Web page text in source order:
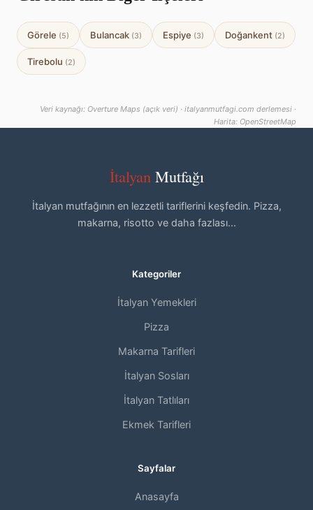
Görele (5) Bulancak (3) Espiye (3) Doğankent (2)
Tirebolu (2)
Veri kaynağı: Overture Maps (açık veri) · italyanmutfagi.com derlemesi ·
Harita: OpenStreetMap
İtalyan Mutfağı
İtalyan mutfağının en lezzetli tariflerini keşfedin. Pizza,
makarna, risotto ve daha fazlası...
Kategoriler
İtalyan Yemekleri
Pizza
Makarna Tarifleri
İtalyan Sosları
İtalyan Tatlıları
Ekmek Tarifleri
Sayfalar
Anasayfa